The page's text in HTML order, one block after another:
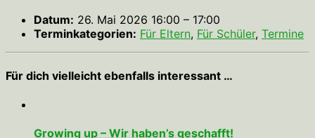
Datum: 26. Mai 2026 16:00 – 17:00
Terminkategorien: Für Eltern, Für Schüler, Termine
Für dich vielleicht ebenfalls interessant …
Growing up – Wir haben’s geschafft!